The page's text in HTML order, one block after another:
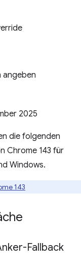
angeben
2025
die folgenden
Chrome 143 für
Windows.
143
Fallback